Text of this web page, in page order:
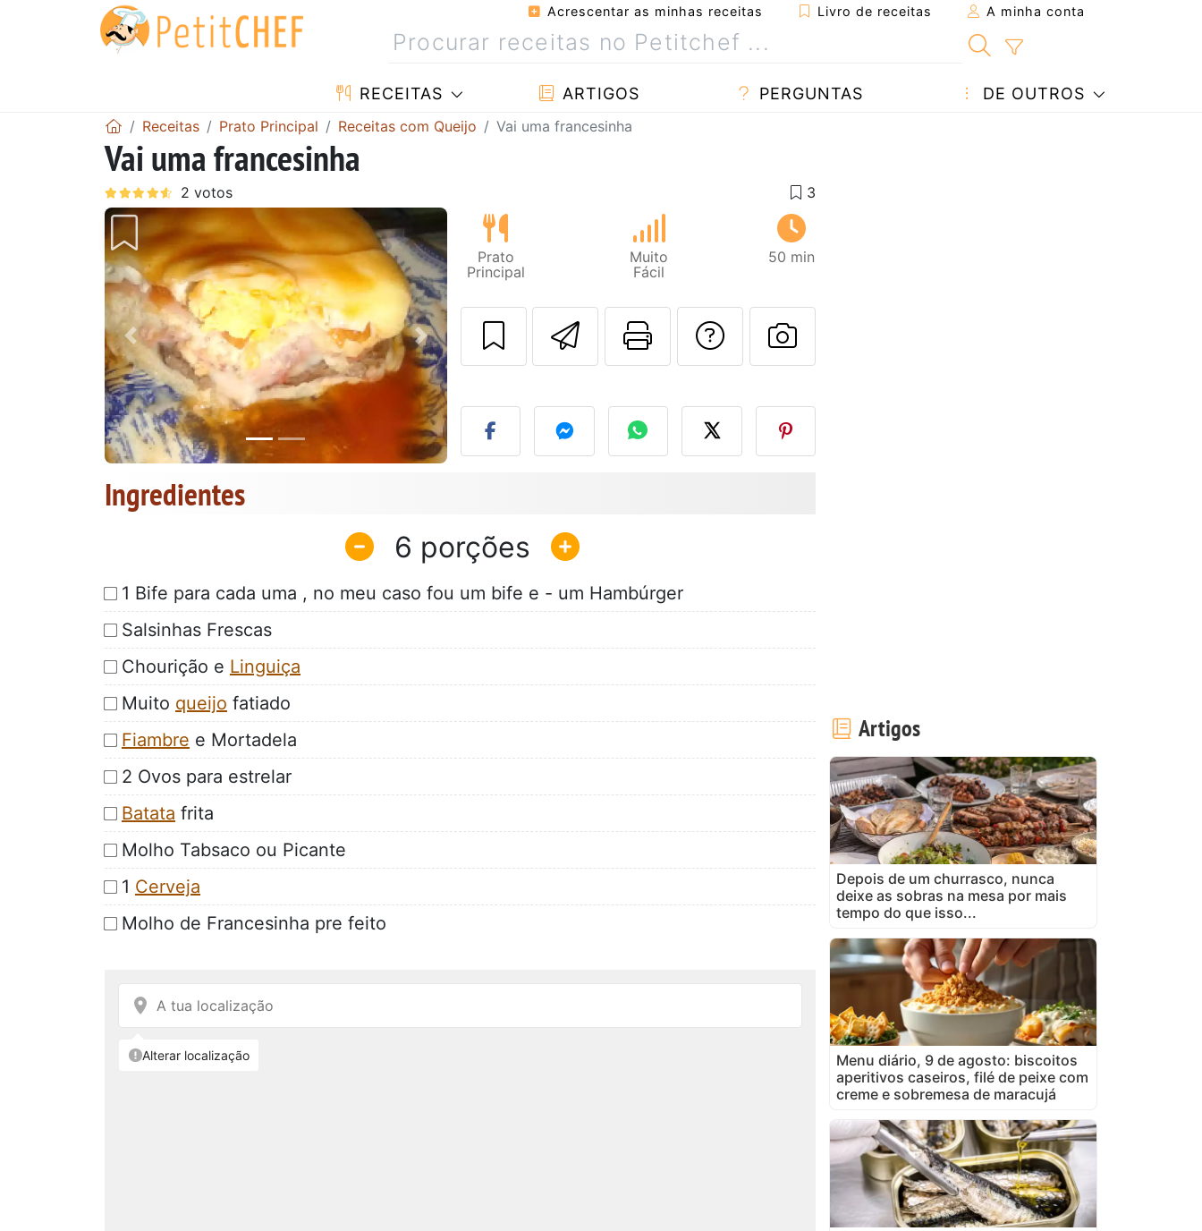
Acrescentar as minhas receitas Livro de receitas A minha conta
RECEITAS ARTIGOS PERGUNTAS DE OUTROS
Receitas Prato Principal Receitas com Queijo Vai uma francesinha
Vai uma francesinha
Anterior Next
Prato
Principal
Muito
Fácil
50 min
Enviar esta receita a um amigo
Imprima esta página
Falar com o autor da receita
Fez esta receita? Compartilhe
Ingredientes
6
1 Bife para cada uma , no meu caso fou um bife e - um Hambúrger
Salsinhas Frescas
Chourição e Linguiça
Muito queijo fatiado
Fiambre e Mortadela
2 Ovos para estrelar
Batata frita
Molho Tabsaco ou Picante
1 Cerveja
Molho de Francesinha pre feito
Artigos
Depois de um churrasco, nunca
deixe as sobras na mesa por mais
tempo do que isso...
Menu diário, 9 de agosto: biscoitos
aperitivos caseiros, filé de peixe com
creme e sobremesa de maracujá